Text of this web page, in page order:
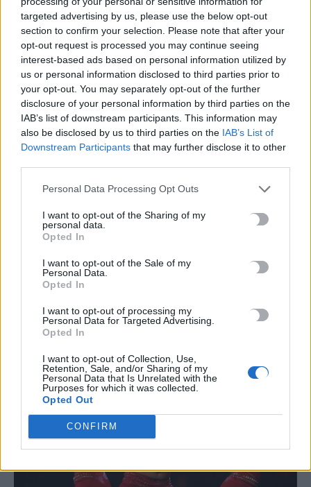
targeted advertising by us, please use the below opt-out
section to confirm your selection. Please note that after your
opt-out request is processed you may continue seeing
interest-based ads based on personal information utilized by
us or personal information disclosed to third parties prior to
your opt-out. You may separately opt-out of the further
disclosure of your personal information by third parties on the
IAB’s list of downstream participants. This information may
also be disclosed by us to third parties on the IAB’s List of
Downstream Participants that may further disclose it to other
Personal Data Processing Opt Outs
I want to opt-out of the Sharing of my
personal data.
Opted In
I want to opt-out of the Sale of my
Personal Data.
Opted In
I want to opt-out of processing my
Personal Data for Targeted Advertising.
Opted In
I want to opt-out of Collection, Use,
Retention, Sale, and/or Sharing of my
Personal Data that Is Unrelated with the
Purposes for which it was collected.
Opted Out
CONFIRM
ΔΙΕΘΝΗ
Η Αντέλ θα κάνει το ντεμπούτο της ως
ηθοποιός στη νέα ταινία του Τομ Φορντ
Σε έναν νέο χώρο της τέχνης αποφασίζει να μπει η διάσημη
Newsroom 12 Νοεμβρίου, 2025